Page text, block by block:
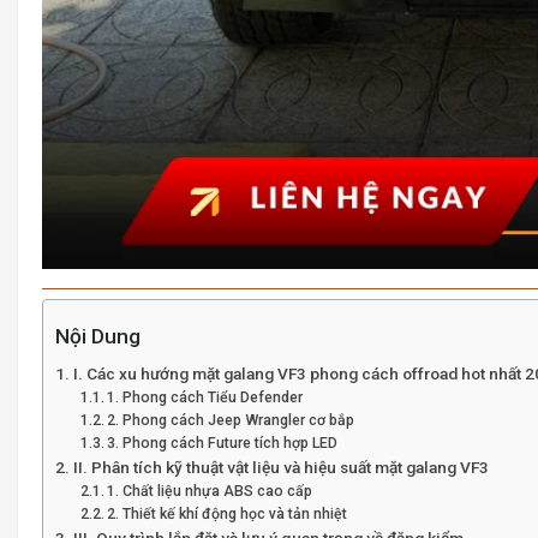
Nội Dung
I. Các xu hướng mặt galang VF3 phong cách offroad hot nhất
1. Phong cách Tiểu Defender
2. Phong cách Jeep Wrangler cơ bắp
3. Phong cách Future tích hợp LED
II. Phân tích kỹ thuật vật liệu và hiệu suất mặt galang VF3
1. Chất liệu nhựa ABS cao cấp
2. Thiết kế khí động học và tản nhiệt